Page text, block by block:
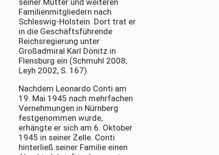
seiner Mutter und weiteren
Familienmitgliedern nach
Schleswig-Holstein. Dort trat er
in die Geschäftsführende
Reichsregierung unter
Großadmiral Karl Dönitz in
Flensburg ein (Schmuhl 2008;
Leyh 2002, S. 167).
Nachdem Leonardo Conti am
19. Mai 1945 nach mehrfachen
Vernehmungen in Nürnberg
festgenommen wurde,
erhängte er sich am 6. Oktober
1945 in seiner Zelle. Conti
hinterließ seiner Familie einen